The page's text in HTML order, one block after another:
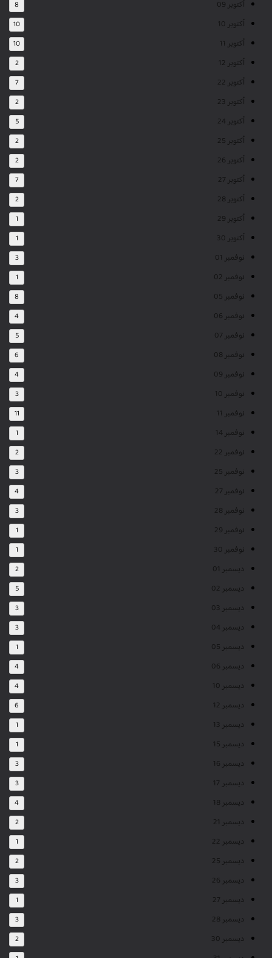
أكتوبر 09 8
أكتوبر 10 10
أكتوبر 11 10
أكتوبر 12 2
أكتوبر 22 7
أكتوبر 23 2
أكتوبر 24 5
أكتوبر 25 2
أكتوبر 26 2
أكتوبر 27 7
أكتوبر 28 2
أكتوبر 29 1
أكتوبر 30 1
نوفمبر 01 3
نوفمبر 02 1
نوفمبر 05 8
نوفمبر 06 4
نوفمبر 07 5
نوفمبر 08 6
نوفمبر 09 4
نوفمبر 10 3
نوفمبر 11 11
نوفمبر 14 1
نوفمبر 22 2
نوفمبر 25 3
نوفمبر 27 4
نوفمبر 28 3
نوفمبر 29 1
نوفمبر 30 1
ديسمبر 01 2
ديسمبر 02 5
ديسمبر 03 3
ديسمبر 04 3
ديسمبر 05 1
ديسمبر 06 4
ديسمبر 10 4
ديسمبر 12 6
ديسمبر 13 1
ديسمبر 15 1
ديسمبر 16 3
ديسمبر 17 3
ديسمبر 18 4
ديسمبر 21 2
ديسمبر 22 1
ديسمبر 25 2
ديسمبر 26 3
ديسمبر 27 1
ديسمبر 28 3
ديسمبر 30 2